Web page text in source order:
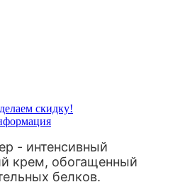
скидку!
- интенсивный
крем, обогащенный
белков.